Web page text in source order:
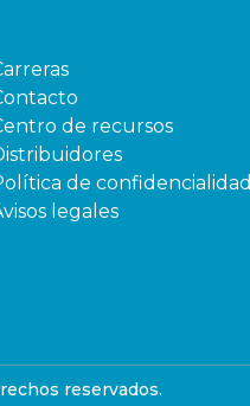
de recursos
de confidencialidad
legales
reservados.